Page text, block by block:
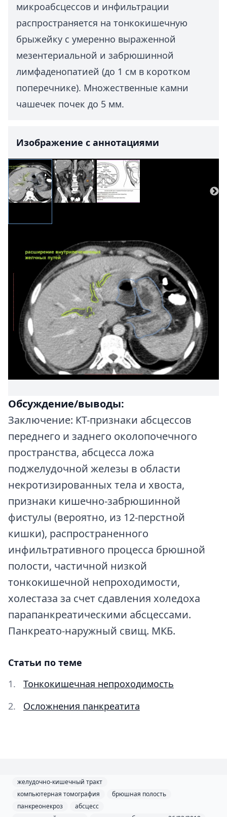
микроабсцессов и инфильтрации
распространяется на тонкокишечную
брыжейку с умеренно выраженной
мезентериальной и забрюшинной
лимфаденопатией (до 1 см в коротком
поперечнике). Множественные камни
чашечек почек до 5 мм.
Изображение с аннотациями
Обсуждение/выводы:
Заключение: КТ-признаки абсцессов
переднего и заднего околопочечного
пространства, абсцесса ложа
поджелудочной железы в области
некротизированных тела и хвоста,
признаки кишечно-забрюшинной
фистулы (вероятно, из 12-перстной
кишки), распространенного
инфильтративного процесса брюшной
полости, частичной низкой
тонкокишечной непроходимости,
холестаза за счет сдавления холедоха
парапанкреатическими абсцессами.
Панкреато-наружный свищ. МКБ.
Статьи по теме
Тонкокишечная непроходимость
Осложнения панкреатита
желудочно-кишечный тракт
компьютерная томография
брюшная полость
панкреонекроз
абсцесс